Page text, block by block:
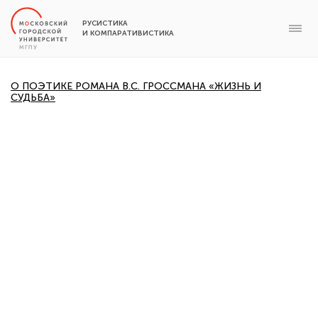
РУСИСТИКА
И КОМПАРАТИВИСТИКА
О ПОЭТИКЕ РОМАНА В.С. ГРОССМАНА «ЖИЗНЬ И
СУДЬБА»